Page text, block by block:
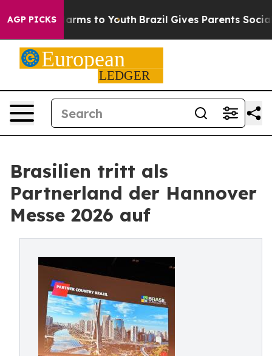
AGP PICKS
Harms to Youth Brazil Gives Parents Social
Brasilien tritt als
Partnerland der Hannover
Messe 2026 auf